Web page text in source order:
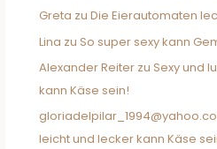
Greta zuDie Eierautomaten
Lina zu So super sexy kann
Alexander Reiter zu Sexy und
kann Käse sein!
leicht und lecker kann Käse